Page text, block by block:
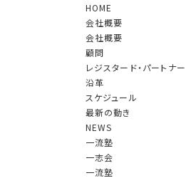
HOME
会社概要
会社概要
顧問
レジスタード・パートナー
沿革
スケジュール
最新の動き
NEWS
一流塾
一志会
一流塾
に発足した限定メンバーによる